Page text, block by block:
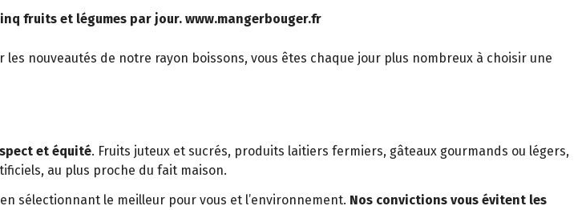
fruits et légumes par jour. www.mangerbouger.fr
nouveautés de notre rayon boissons, vous êtes chaque jour plus nombreux à choisir une
et équité. Fruits juteux et sucrés, produits laitiers fermiers, gâteaux gourmands ou légers,
au plus proche du fait maison.
sélectionnant le meilleur pour vous et l’environnement. Nos convictions vous évitent les